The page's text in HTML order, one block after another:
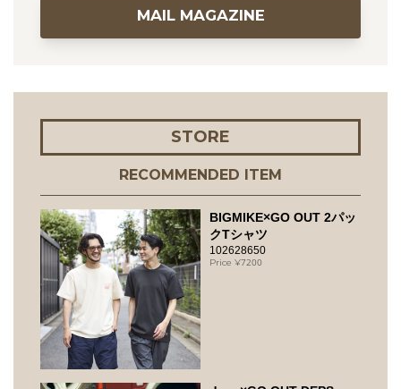
MAIL MAGAZINE
STORE
RECOMMENDED ITEM
BIGMIKE×GO OUT 2パッ
クTシャツ
102628650
7200